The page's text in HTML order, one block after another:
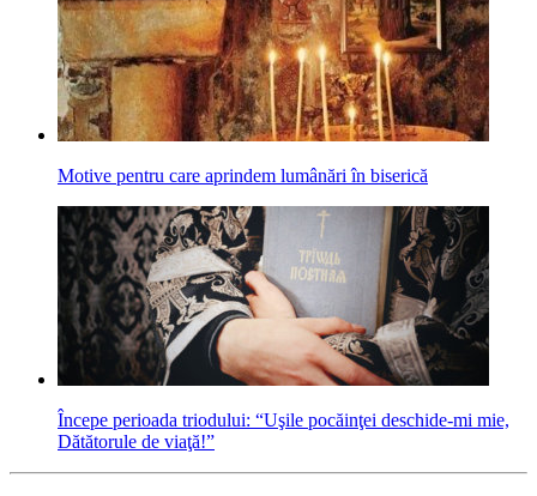
Motive pentru care aprindem lumânări în biserică
Începe perioada triodului: “Uşile pocăinţei deschide-mi mie,
Dătătorule de viaţă!”